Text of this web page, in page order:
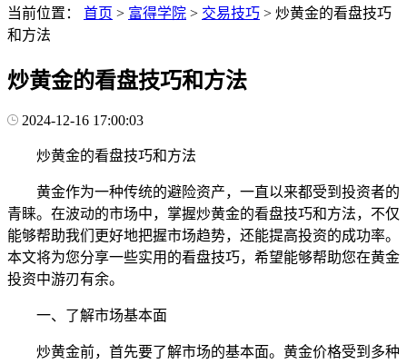
当前位置：
首页 > 富得学院 > 交易技巧 > 炒黄金的看盘技巧
和方法
炒黄金的看盘技巧和方法
2024-12-16 17:00:03
炒黄金的看盘技巧和方法
黄金作为一种传统的避险资产，一直以来都受到投资者的
青睐。在波动的市场中，掌握炒黄金的看盘技巧和方法，不仅
能够帮助我们更好地把握市场趋势，还能提高投资的成功率。
本文将为您分享一些实用的看盘技巧，希望能够帮助您在黄金
投资中游刃有余。
一、了解市场基本面
炒黄金前，首先要了解市场的基本面。黄金价格受到多种